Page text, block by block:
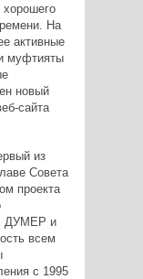
хорошего
На
активные
муфтияты
новый
сайта
из
Совета
проекта
ДУМЕР и
всем
с 1995